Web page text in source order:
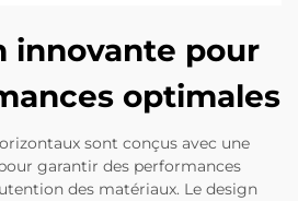
innovante pour
optimales
sont conçus avec une
garantir des performances
des matériaux. Le design